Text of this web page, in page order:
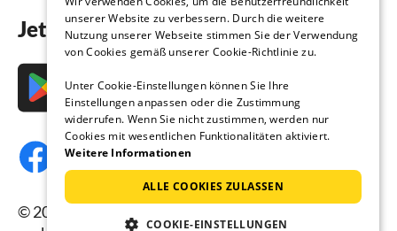
Jetzt die App downloaden
© 2026 Ferienhausmiete.de, alle Rechte
unserer Website zu verbessern. Durch die weitere
Nutzung unserer Webseite stimmen Sie der Verwendung
von Cookies gemäß unserer Cookie-Richtlinie zu.
Unter Cookie-Einstellungen können Sie Ihre
Einstellungen anpassen oder die Zustimmung
widerrufen. Wenn Sie nicht zustimmen, werden nur
Cookies mit wesentlichen Funktionalitäten aktiviert.
Weitere Informationen
ALLE COOKIES ZULASSEN
COOKIE-EINSTELLUNGEN